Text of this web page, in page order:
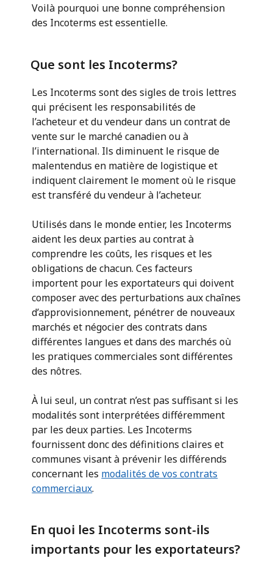
Voilà pourquoi une bonne compréhension
des Incoterms est essentielle.
Que sont les Incoterms?
Les Incoterms sont des sigles de trois lettres
qui précisent les responsabilités de
l’acheteur et du vendeur dans un contrat de
vente sur le marché canadien ou à
l’international. Ils diminuent le risque de
malentendus en matière de logistique et
indiquent clairement le moment où le risque
est transféré du vendeur à l’acheteur.
Utilisés dans le monde entier, les Incoterms
aident les deux parties au contrat à
comprendre les coûts, les risques et les
obligations de chacun. Ces facteurs
importent pour les exportateurs qui doivent
composer avec des perturbations aux chaînes
d’approvisionnement, pénétrer de nouveaux
marchés et négocier des contrats dans
différentes langues et dans des marchés où
les pratiques commerciales sont différentes
des nôtres.
À lui seul, un contrat n’est pas suffisant si les
modalités sont interprétées différemment
par les deux parties. Les Incoterms
fournissent donc des définitions claires et
communes visant à prévenir les différends
concernant les modalités de vos contrats
commerciaux.
En quoi les Incoterms sont-ils
importants pour les exportateurs?